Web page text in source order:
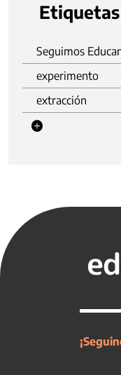
Etiquetas
Seguimos
experimento
extracción